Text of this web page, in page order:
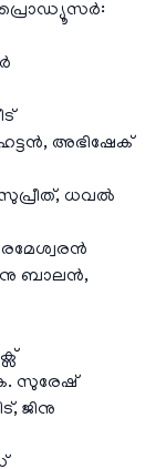
പ്രൊഡ്യൂസർ:
അഭിഷേക്
ധവൽ
ബാലൻ,
സുരേഷ്
ജിനു